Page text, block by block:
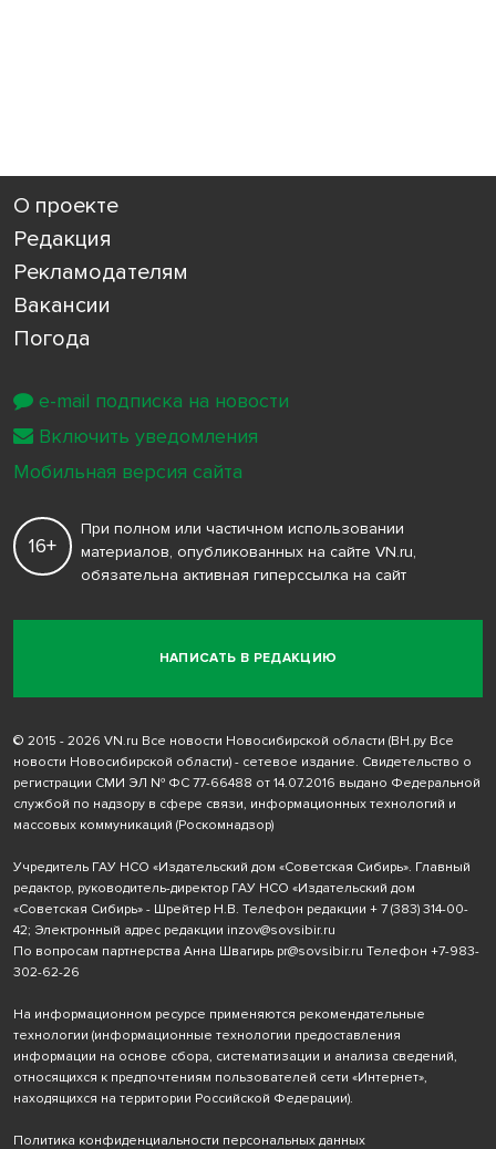
О проекте
Редакция
Рекламодателям
Вакансии
Погода
НАПИСАТЬ В РЕДАКЦИЮ
16+
При полном или частичном использовании
материалов, опубликованных на сайте VN.ru,
обязательна активная гиперссылка на сайт
© 2015 - 2026 VN.ru Все новости Новосибирской области (ВН.ру Все
новости Новосибирской области) - сетевое издание. Свидетельство о
регистрации СМИ ЭЛ № ФС 77-66488 от 14.07.2016 выдано Федеральной
службой по надзору в сфере связи, информационных технологий и
массовых коммуникаций (Роскомнадзор)
Учредитель ГАУ НСО «Издательский дом «Советская Сибирь». Главный
редактор, руководитель-директор ГАУ НСО «Издательский дом
«Советская Сибирь» - Шрейтер Н.В. Телефон редакции + 7 (383) 314-00-
42; Электронный адрес редакции inzov@sovsibir.ru
По вопросам партнерства Анна Швагирь pr@sovsibir.ru Телефон +7-983-
302-62-26
На информационном ресурсе применяются рекомендательные
технологии (информационные технологии предоставления
информации на основе сбора, систематизации и анализа сведений,
относящихся к предпочтениям пользователей сети «Интернет»,
находящихся на территории Российской Федерации).
Политика конфиденциальности персональных данных
e-mail подписка на новости
Включить уведомления
Мобильная версия сайта